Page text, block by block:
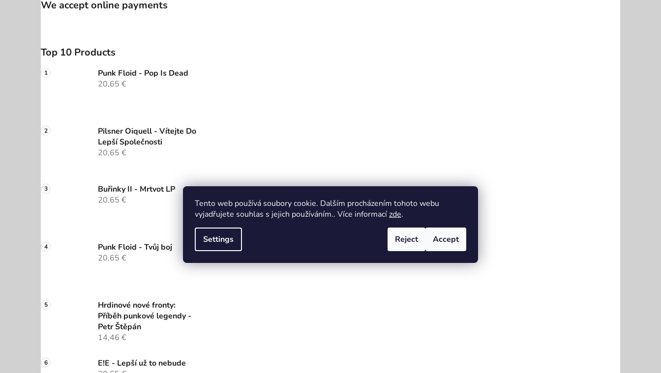
Tento web používá soubory cookie. Dalším procházením tohoto webu
vyjadřujete souhlas s jejich používáním.. Více informacízde.
Settings Reject Accept
We accept online payments
Top 10 Products
Punk Floid - Pop Is Dead
20,65 €
Pilsner Oiquell - Vítejte Do
Lepší Společnosti
20,65 €
Buřinky II - Mrtvot LP
20,65 €
Punk Floid - Tvůj boj
20,65 €
Hrdinové nové fronty:
Příběh punkové legendy -
Petr Štěpán
14,46 €
E!E - Lepší už to nebude